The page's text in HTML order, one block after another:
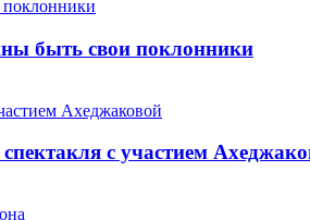
быть свои поклонники
с участием